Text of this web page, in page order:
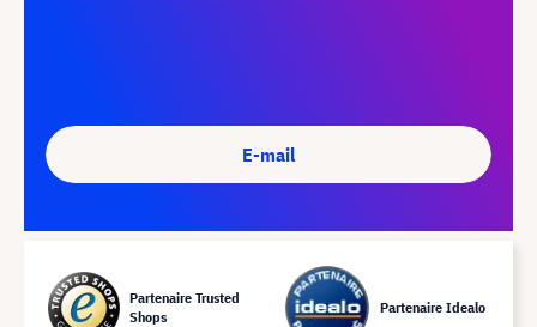
E-mail
Partenaire Trusted
Shops
Partenaire Idealo